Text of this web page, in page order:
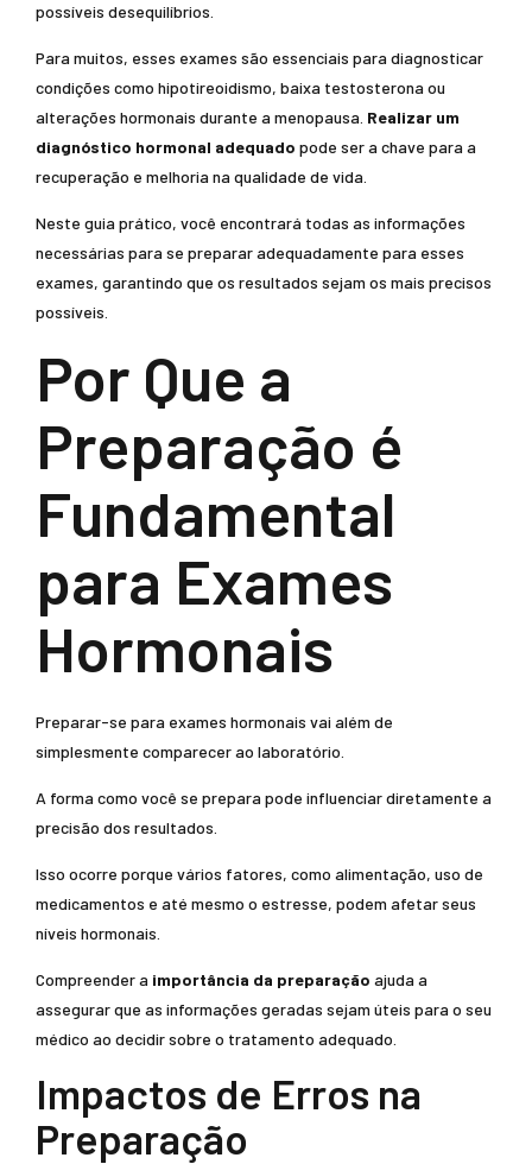
possíveis desequilíbrios.
Para muitos, esses exames são essenciais para diagnosticar
condições como hipotireoidismo, baixa testosterona ou
alterações hormonais durante a menopausa. Realizar um
diagnóstico hormonal adequado pode ser a chave para a
recuperação e melhoria na qualidade de vida.
Neste guia prático, você encontrará todas as informações
necessárias para se preparar adequadamente para esses
exames, garantindo que os resultados sejam os mais precisos
possíveis.
Por Que a
Preparação é
Fundamental
para Exames
Hormonais
Preparar-se para exames hormonais vai além de
simplesmente comparecer ao laboratório.
A forma como você se prepara pode influenciar diretamente a
precisão dos resultados.
Isso ocorre porque vários fatores, como alimentação, uso de
medicamentos e até mesmo o estresse, podem afetar seus
níveis hormonais.
Compreender a importância da preparação ajuda a
assegurar que as informações geradas sejam úteis para o seu
médico ao decidir sobre o tratamento adequado.
Impactos de Erros na
Preparação